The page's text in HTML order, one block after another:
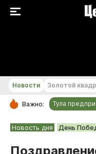
РУБРИКИ
Новости Золотой
Важно: Тула
Новость дня День